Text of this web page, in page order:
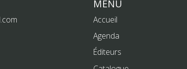
MENU
Accueil
Agenda
Éditeurs